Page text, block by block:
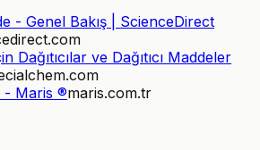
- Genel Bakış | ScienceDirect
Dağıtıcılar ve Dağıtıcı Maddeler
- Maris ®maris.com.tr